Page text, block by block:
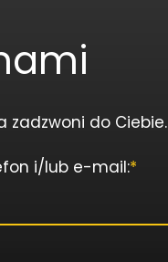
zadzwoni do Ciebie.
i/lub e-mail:*